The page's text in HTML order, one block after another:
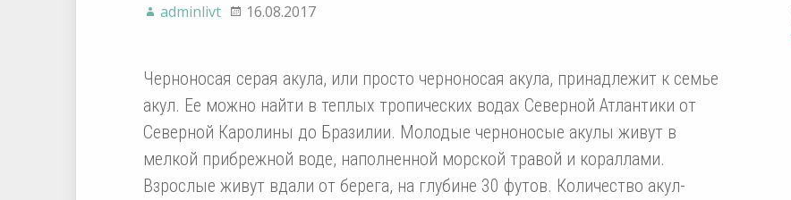
adminlivt 16.08.2017
Черноносая серая акула, или просто черноносая акула, принадлежит к семье
акул. Ее можно найти в теплых тропических водах Северной Атлантики от
Северной Каролины до Бразилии. Молодые черноносые акулы живут в
мелкой прибрежной воде, наполненной морской травой и кораллами.
Взрослые живут вдали от берега, на глубине 30 футов. Количество акул-